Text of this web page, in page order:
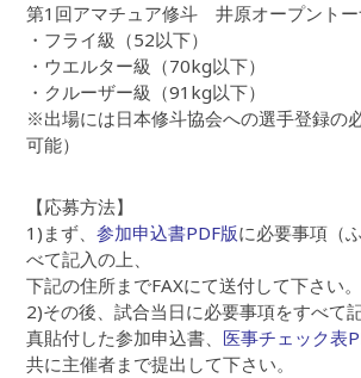
第1回アマチュア修斗 井原オープントー
・フライ級（52以下）
・ウエルター級（70kg以下）
・クルーザー級（91kg以下）
※出場には日本修斗協会への選手登録の
可能）
【応募方法】
1)まず、参加申込書PDF版に必要事項（
べて記入の上、
下記の住所までFAXにて送付して下さい。
2)その後、試合当日に必要事項をすべて
真貼付した参加申込書、 医事チェック表
共に主催者まで提出して下さい。